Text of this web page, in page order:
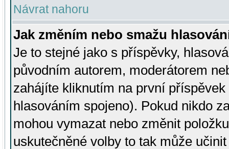
Návrat nahoru
Jak změním nebo smažu
Je to stejné jako s příspěvky,
původním autorem, moderátorem
zahájíte kliknutím na první
hlasováním spojeno). Pokud nikdo
mohou vymazat nebo změnit
uskutečněné volby to tak může